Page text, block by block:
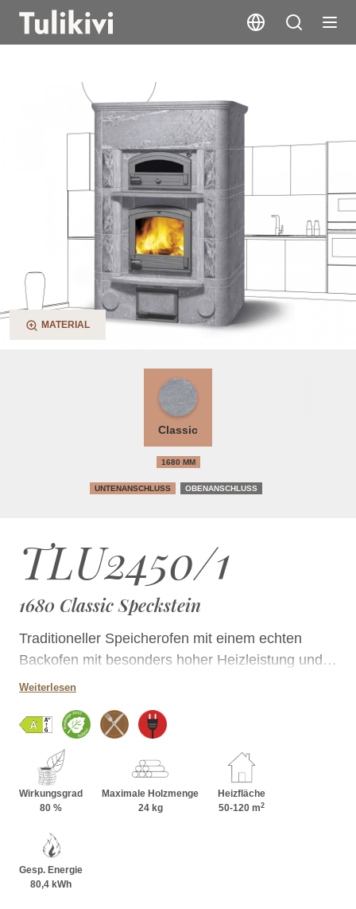
TLU2450/1
MATERIAL
TLU2450/1
1680 Classic Speckstein
Traditioneller Speicherofen mit einem echten
Backofen mit besonders hoher Heizleistung und…
Weiterlesen
Wirkungsgrad
80 %
Maximale Holzmenge
24 kg
Heizfläche
50-120 m2
Gesp. Energie
80,4 kWh
Classic
1680 MM
UNTENANSCHLUSS OBENANSCHLUSS